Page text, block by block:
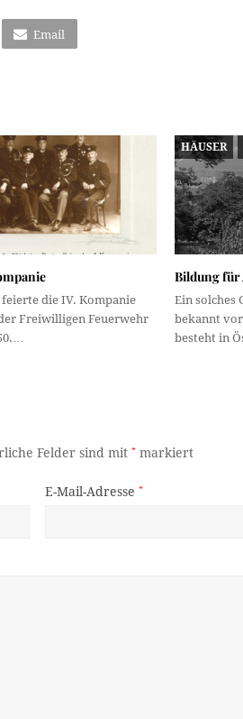
Email
feierte die IV. Kompanie
Freiwilligen Feuerwehr
HÄUSER
Bildung für
Ein solches
bekannt
besteht in
Felder sind mit* markiert
E-Mail-Adresse *